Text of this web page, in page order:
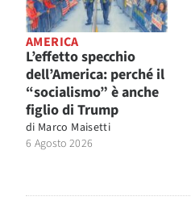
AMERICA
L’effetto specchio
dell’America: perché il
“socialismo” è anche
figlio di Trump
di Marco Maisetti
6 Agosto 2026